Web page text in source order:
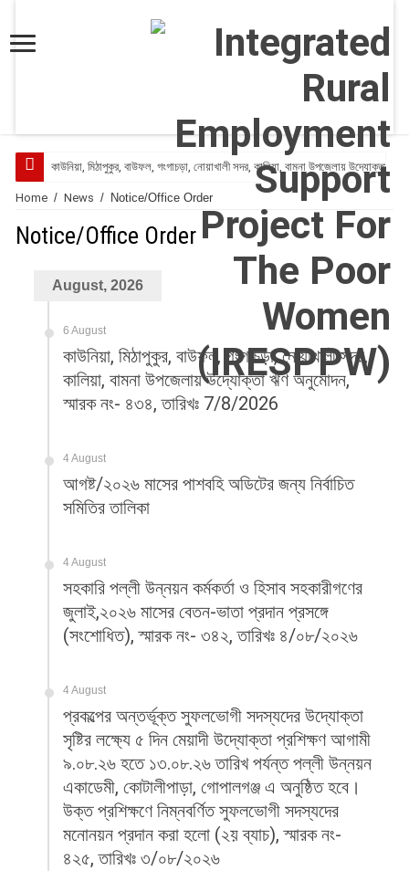
কাউনিয়া, মিঠাপুকুর, বাউফল, গংগাচড়া, নোয়াখালী সদর, কালিয়া, বামনা উপজেলায় উদ্যোক্তা
Home / News / Notice/Office Order
Notice/Office Order
August, 2026
6 August
কাউনিয়া, মিঠাপুকুর, বাউফল, গংগাচড়া, নোয়াখালী সদর,
কালিয়া, বামনা উপজেলায় উদ্যোক্তা ঋণ অনুমোদন,
স্মারক নং- ৪৩৪, তারিখঃ 7/8/2026
4 August
আগষ্ট/২০২৬ মাসের পাশবহি অডিটের জন্য নির্বাচিত
সমিতির তালিকা
4 August
সহকারি পল্লী উন্নয়ন কর্মকর্তা ও হিসাব সহকারীগণের
জুলাই,২০২৬ মাসের বেতন-ভাতা প্রদান প্রসঙ্গে
(সংশোধিত), স্মারক নং- ৩৪২, তারিখঃ ৪/০৮/২০২৬
4 August
প্রকল্পের অন্তর্ভূক্ত সুফলভোগী সদস্যদের উদ্যোক্তা
সৃষ্টির লক্ষ্যে ৫ দিন মেয়াদী উদ্যোক্তা প্রশিক্ষণ আগামী
৯.০৮.২৬ হতে ১৩.০৮.২৬ তারিখ পর্যন্ত পল্লী উন্নয়ন
একাডেমী, কোটালীপাড়া, গোপালগঞ্জ এ অনুষ্ঠিত হবে।
উক্ত প্রশিক্ষণে নিম্নবর্ণিত সুফলভোগী সদস্যদের
মনোনয়ন প্রদান করা হলো (২য় ব্যাচ), স্মারক নং-
৪২৫, তারিখঃ ৩/০৮/২০২৬